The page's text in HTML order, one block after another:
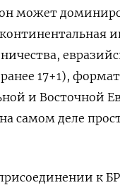
может
17+1),
и Восточной
самом деле
к